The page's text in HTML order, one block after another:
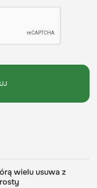
wielu usuwa z